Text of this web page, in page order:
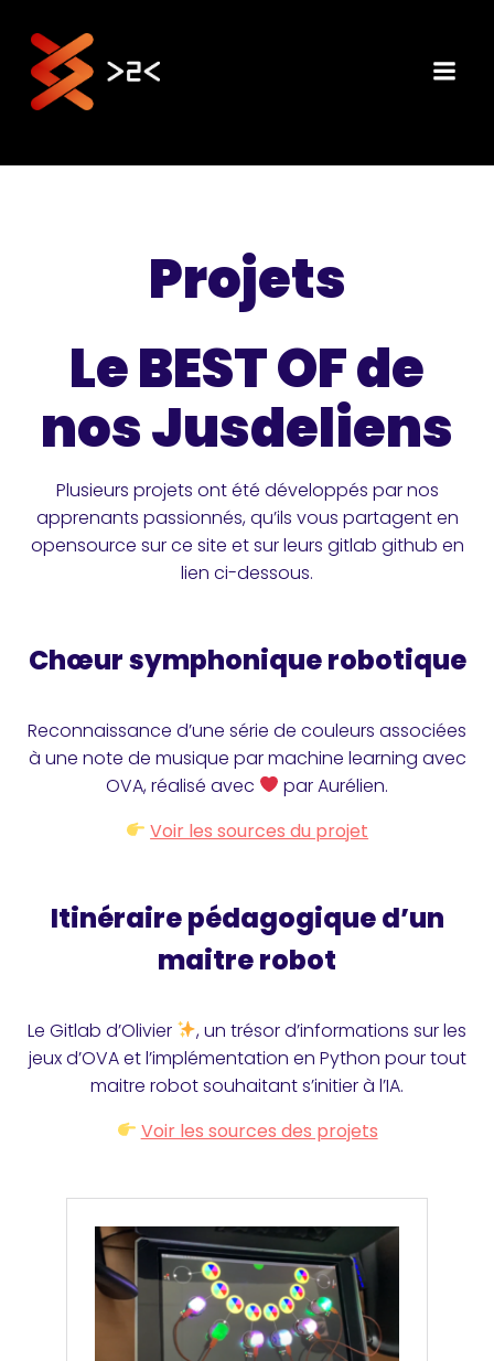
contenu
Projets
Le BEST OF de
nos Jusdeliens
Plusieurs projets ont été développés par nos
apprenants passionnés, qu’ils vous partagent en
opensource sur ce site et sur leurs gitlab github en
lien ci-dessous.
Chœur symphonique robotique
Reconnaissance d’une série de couleurs associées
à une note de musique par machine learning avec
OVA, réalisé avec
par Aurélien.
Voir les sources du projet
Itinéraire pédagogique d’un
maitre robot
Le Gitlab d’Olivier
, un trésor d’informations sur les
jeux d’OVA et l’implémentation en Python pour tout
maitre robot souhaitant s’initier à l’IA.
Voir les sources des projets